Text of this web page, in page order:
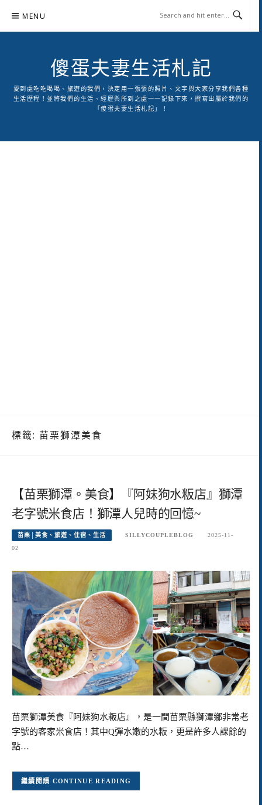
content
MENU
傻蛋夫妻生活札記
愛到處吃吃喝喝、旅遊的我們，決定用一張張的照片、文字與大家分享我們各種
生活歷程！並將我們的生活、經歷與所到之處一一記錄下來，撰寫出屬於我們的
「傻蛋夫妻生活札記」！
標籤: 苗栗獅潭美食
【苗栗獅潭。美食】『阿妹狗水粄店』獅潭
老字號米食店！獅潭人兒時的回憶~
苗栗│美食、旅遊、住宿、生活 SILLYCOUPLEBLOG
2025-11-
02
苗栗獅潭美食『阿妹狗水粄店』，是一間苗栗縣獅潭鄉非常老
字號的客家米食店！其中Q彈水嫩的水粄，更是許多人課餘的
點…
CONTINUE READING